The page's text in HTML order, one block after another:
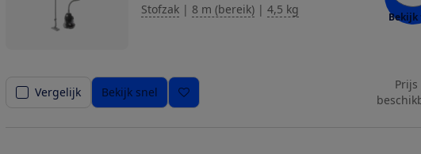
Stofzak | 8 m (bereik) | 4,5 kg
Bekijk
Vergelijk Bekijk snel